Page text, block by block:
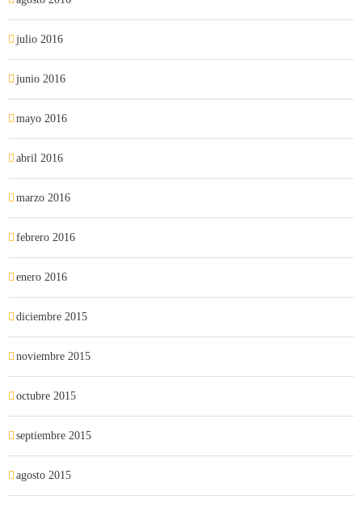
julio 2016
junio 2016
mayo 2016
abril 2016
marzo 2016
febrero 2016
enero 2016
diciembre 2015
noviembre 2015
octubre 2015
septiembre 2015
agosto 2015